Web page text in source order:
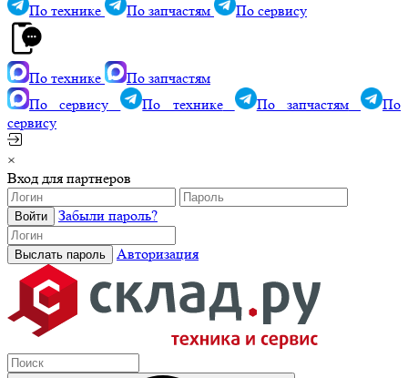
По технике По запчастям По сервису
По технике
По запчастям
По сервису
По технике По запчастям
По
сервису
×
Вход для партнеров
Забыли пароль?
Авторизация